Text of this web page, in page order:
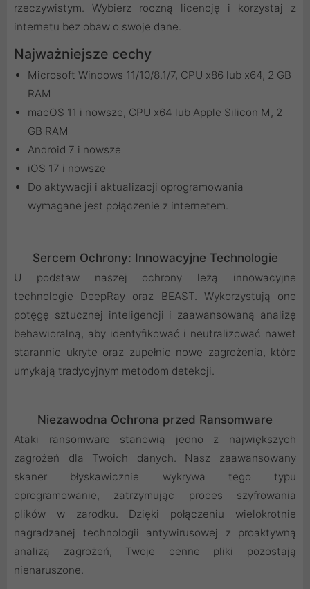
rzeczywistym. Wybierz roczną licencję i korzystaj z
internetu bez obaw o swoje dane.
Najważniejsze cechy
Microsoft Windows 11/10/8.1/7, CPU x86 lub x64, 2 GB
RAM
macOS 11 i nowsze, CPU x64 lub Apple Silicon M, 2
GB RAM
Android 7 i nowsze
iOS 17 i nowsze
Do aktywacji i aktualizacji oprogramowania
wymagane jest połączenie z internetem.
Sercem Ochrony: Innowacyjne Technologie
U podstaw naszej ochrony leżą innowacyjne
technologie DeepRay oraz BEAST. Wykorzystują one
potęgę sztucznej inteligencji i zaawansowaną analizę
behawioralną, aby identyfikować i neutralizować nawet
starannie ukryte oraz zupełnie nowe zagrożenia, które
umykają tradycyjnym metodom detekcji.
Niezawodna Ochrona przed Ransomware
Ataki ransomware stanowią jedno z największych
zagrożeń dla Twoich danych. Nasz zaawansowany
skaner błyskawicznie wykrywa tego typu
oprogramowanie, zatrzymując proces szyfrowania
plików w zarodku. Dzięki połączeniu wielokrotnie
nagradzanej technologii antywirusowej z proaktywną
analizą zagrożeń, Twoje cenne pliki pozostają
nienaruszone.